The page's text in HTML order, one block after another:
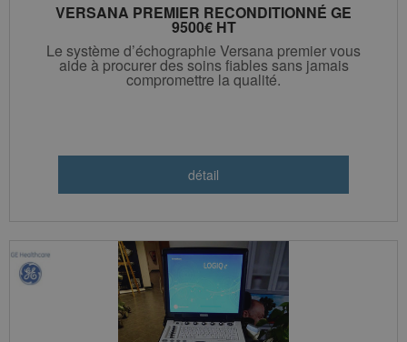
VERSANA PREMIER RECONDITIONNÉ GE
9500€ HT
Le système d’échographie Versana premier vous
aide à procurer des soins fiables sans jamais
compromettre la qualité.